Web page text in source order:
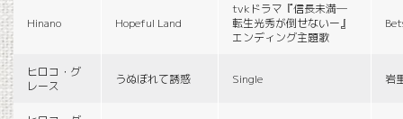
Hinano Hopeful Land
tvkドラマ『信長未満―
転生光秀が倒せないー』
エンディング主題歌
ヒロコ・グ
レース
うぬぼれて誘惑 Single 岩